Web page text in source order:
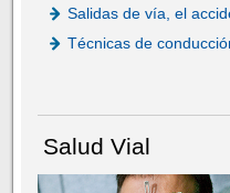
Salidas de vía, el
Técnicas de
Salud Vial